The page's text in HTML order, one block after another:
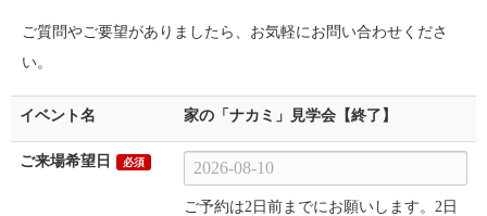
ご質問やご要望がありましたら、お気軽にお問い合わせくださ
い。
イベント名 家の「ナカミ」見学会【終了】
ご来場希望日 必須
ご予約は2日前までにお願いします。2日